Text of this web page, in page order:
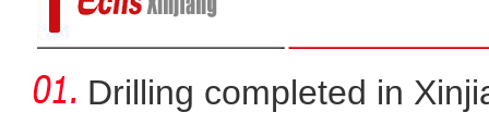
Drilling completed in